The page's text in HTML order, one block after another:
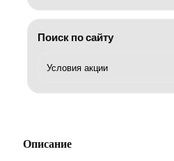
Поиск по сайту
Описание